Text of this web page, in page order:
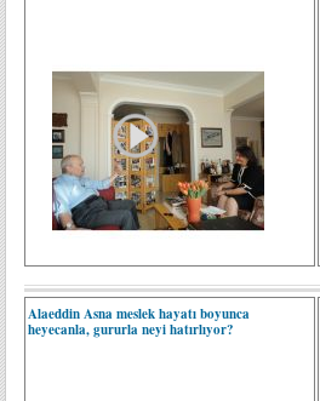
Alaeddin Asna meslek hayatı boyunca
heyecanla, gururla neyi hatırlıyor?